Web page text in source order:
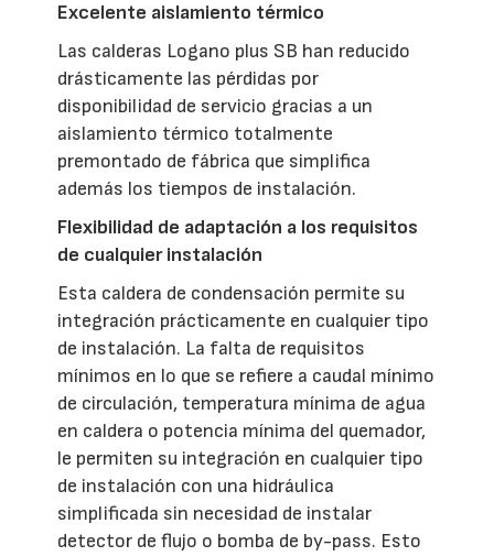
Excelente aislamiento térmico
Las calderas Logano plus SB han reducido
drásticamente las pérdidas por
disponibilidad de servicio gracias a un
aislamiento térmico totalmente
premontado de fábrica que simplifica
además los tiempos de instalación.
Flexibilidad de adaptación a los requisitos
de cualquier instalación
Esta caldera de condensación permite su
integración prácticamente en cualquier tipo
de instalación. La falta de requisitos
mínimos en lo que se refiere a caudal mínimo
de circulación, temperatura mínima de agua
en caldera o potencia mínima del quemador,
le permiten su integración en cualquier tipo
de instalación con una hidráulica
simplificada sin necesidad de instalar
detector de flujo o bomba de by-pass. Esto